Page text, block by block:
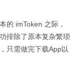
的 imToken 之际，
排除了原本复杂繁琐
只需做完下载App以